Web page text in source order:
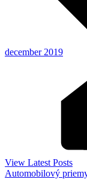
december 2019
View Latest Posts
Automobilový